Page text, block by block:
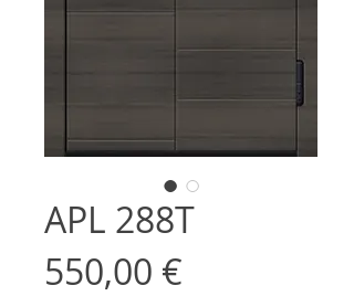
APL 288T
550,00 €